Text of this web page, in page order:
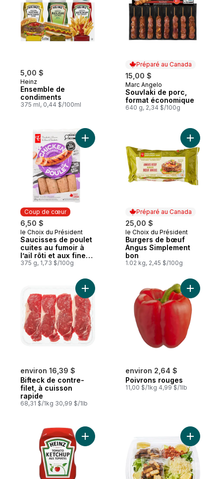
5,00 $
Heinz
Ensemble de
condiments
375 ml, 0,44 $/100ml
Préparé au Canada
15,00 $
Préparé au Canada
Marc Angelo
Souvlaki de porc,
format économique
640 g, 2,34 $/100g
Coup de cœur
6,50 $
Coup de cœur
le Choix du Président
Saucisses de poulet
cuites au fumoir à
l’ail rôti et aux fines
herbes
375 g, 1,73 $/100g
Ajouter Saucisses de poulet cuites au
Préparé au Canada
25,00 $
Préparé au Canada
le Choix du Président
Burgers de bœuf
Angus Simplement
bon
1.02 kg, 2,45 $/100g
Ajouter
environ 16,39 $
Bifteck de contre-
filet, à cuisson
rapide
68,31 $/1kg 30,99 $/1lb
Ajouter Bifteck de contre-filet, à cuisson
environ 2,64 $
Poivrons rouges
11,00 $/1kg 4,99 $/1lb
Ajouter
Ajouter Ketchup aux tomates au panier
Ajouter